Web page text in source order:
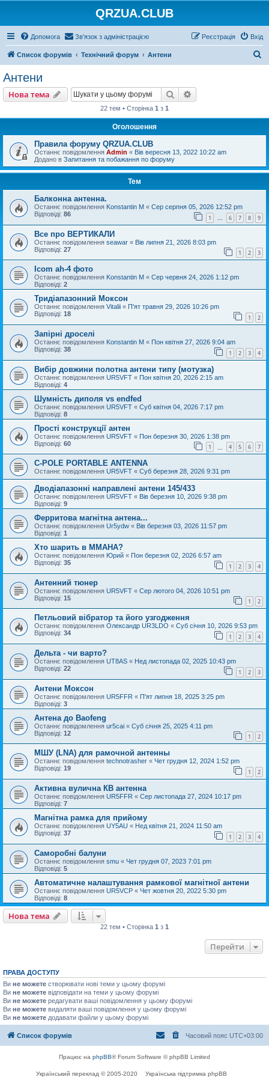
QRZUA.CLUB
Допомога Зв'язок з адміністрацією Вхід
Реєстрація
Список форумів Технічний форум Антени
Антени
Нова тема Пошук
22 тем • Сторінка 1 з 1
Оголошення
Правила форуму QRZUA.CLUB
Останнє повідомлення Admin « Вів вересня 13, 2022 10:22 am
Додано в Запитання та побажання по форуму
Тем
Балконна антенна.
Останнє повідомлення Konstantin M « Сер серпня 05, 2026 12:52 pm
Відповіді: 86 1 … 6 7 8 9
Все про ВЕРТИКАЛИ
Останнє повідомлення seawar « Вів липня 21, 2026 8:03 pm
Відповіді: 27 1 2 3
Icom ah-4 фото
Останнє повідомлення Konstantin M « Сер червня 24, 2026 1:12 pm
Відповіді: 2
Тридіапазонний Моксон
Останнє повідомлення Vitalii « П'ят травня 29, 2026 10:26 pm
Відповіді: 18 1 2
Запірні дроселі
Останнє повідомлення Konstantin M « Пон квітня 27, 2026 9:04 am
Відповіді: 38 1 2 3 4
Вибір довжини полотна антени типу (мотузка)
Останнє повідомлення UR5VFT « Пон квітня 20, 2026 2:15 am
Відповіді: 4
Шумність диполя vs endfed
Останнє повідомлення UR5VFT « Суб квітня 04, 2026 7:17 pm
Відповіді: 8
Прості конструкції антен
Останнє повідомлення UR5VFT « Пон березня 30, 2026 1:38 pm
Відповіді: 60 1 4 5 6 7
C-POLE PORTABLE ANTENNA
Останнє повідомлення UR5VFT « Суб березня 28, 2026 9:31 pm
Дводіапазонні направлені антени 145/433
Останнє повідомлення UR5VFT « Вів березня 10, 2026 9:38 pm
Відповіді: 9
Ферритова магнітна антена...
Останнє повідомлення Ur5ydw « Вів березня 03, 2026 11:57 pm
Відповіді: 1
Хто шарить в ММАНА?
Останнє повідомлення Юрий « Пон березня 02, 2026 6:57 am
Відповіді: 35 1 2 3 4
Антенний тюнер
Останнє повідомлення UR5VFT « Сер лютого 04, 2026 10:51 pm
Відповіді: 15 1 2
Петльовий вібратор та його узгодження
Останнє повідомлення Oлександр UR3LDO « Суб січня 10, 2026 9:53 pm
Відповіді: 34 1 2 3 4
Дельта - чи варто?
Останнє повідомлення UT8AS « Нед листопада 02, 2025 10:43 pm
Відповіді: 22 1 2 3
Антени Моксон
Останнє повідомлення UR5FFR « П'ят липня 18, 2025 3:25 pm
Відповіді: 3
Антена до Baofeng
Останнє повідомлення ur5cai « Суб січня 25, 2025 4:11 pm
Відповіді: 12 1 2
МШУ (LNA) для рамочной антенны
Останнє повідомлення technotrasher « Чет грудня 12, 2024 1:52 pm
Відповіді: 19 1 2
Активна вулична КВ антенна
Останнє повідомлення UR5FFR « Сер листопада 27, 2024 10:17 pm
Відповіді: 7
Магнітна рамка для прийому
Останнє повідомлення UY5AU « Нед квітня 21, 2024 11:50 am
Відповіді: 37 1 2 3 4
Саморобні балуни
Останнє повідомлення smu « Чет грудня 07, 2023 7:01 pm
Відповіді: 5
Автоматичне налаштування рамкової магнітної антени
Останнє повідомлення UR5VCP « Чет жовтня 20, 2022 5:30 pm
Відповіді: 8
Нова тема
22 тем • Сторінка 1 з 1
Перейти
ПРАВА ДОСТУПУ
Ви не можете створювати нові теми у цьому форумі
Ви не можете відповідати на теми у цьому форумі
Ви не можете редагувати ваші повідомлення у цьому форумі
Ви не можете видаляти ваші повідомлення у цьому форумі
Ви не можете додавати файли у цьому форумі
Список форумів Часовий пояс UTC+03:00
Працює на phpBB® Forum Software © phpBB Limited
Український переклад © 2005-2020 Українська підтримка phpBB